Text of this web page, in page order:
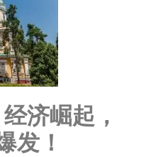
济崛起，
发！